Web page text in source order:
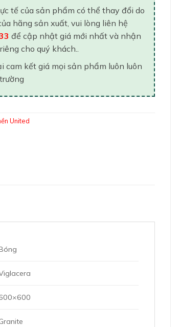
tế của sản phẩm có thể thay đổi do
hãng sản xuất, vui lòng liên hệ
để cập nhật giá mới nhất và nhận
cho quý khách..
cam kết giá mọi sản phẩm luôn luôn
United